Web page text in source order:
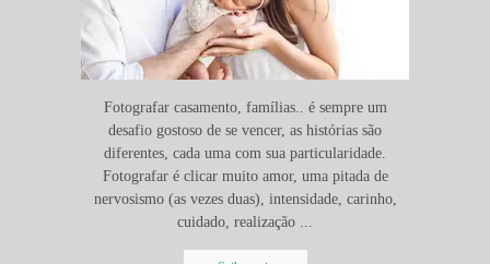
Fotografar casamento, famílias.. é sempre um
desafio gostoso de se vencer, as histórias são
diferentes, cada uma com sua particularidade.
Fotografar é clicar muito amor, uma pitada de
nervosismo (as vezes duas), intensidade, carinho,
cuidado, realização ...